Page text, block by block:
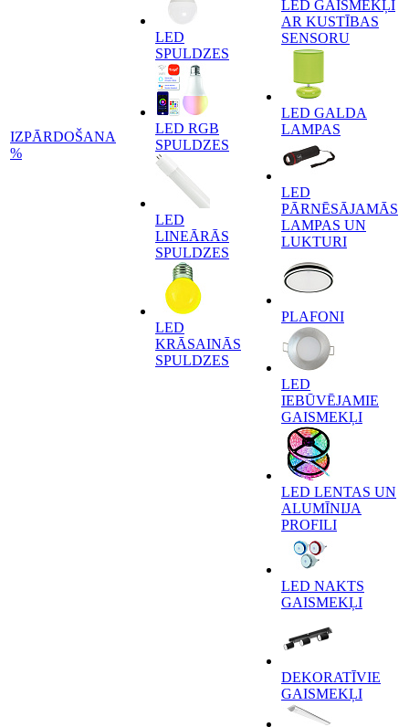
IZPĀRDOŠANA
%
LED
SPULDZES
LED RGB
SPULDZES
LED
LINEĀRĀS
SPULDZES
LED
KRĀSAINĀS
SPULDZES
LED GAISMEKĻI
AR KUSTĪBAS
SENSORU
LED GALDA
LAMPAS
LED
PĀRNĒSĀJAMĀS
LAMPAS UN
LUKTURI
PLAFONI
LED
IEBŪVĒJAMIE
GAISMEKĻI
LED LENTAS UN
ALUMĪNIJA
PROFILI
LED NAKTS
GAISMEKĻI
DEKORATĪVIE
GAISMEKĻI